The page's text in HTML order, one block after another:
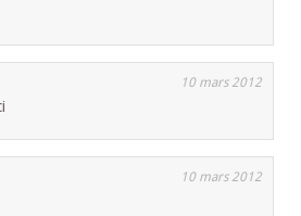
10 mars 2012
10 mars 2012